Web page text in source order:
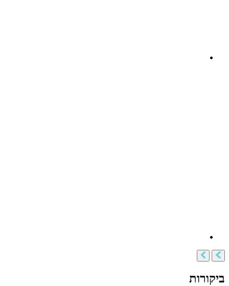
ביקורות